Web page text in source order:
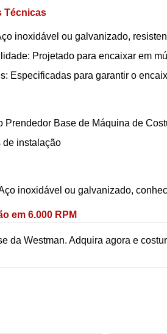
Técnicas
inoxidável ou galvanizado,
Projetado para encaixar em
Especificadas para garantir o
Prendedor Base de Máquina de
de instalação
inoxidável ou galvanizado,
em 6.000 RPM
da Westman. Adquira agora e